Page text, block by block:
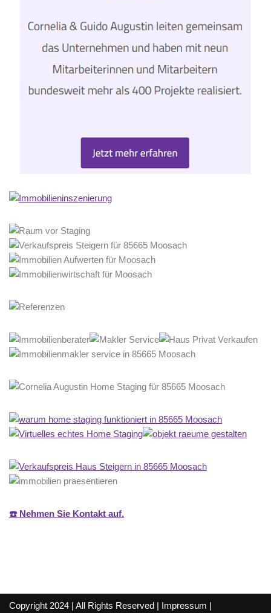
☎️ Nehmen Sie Kontakt auf.
Copyright 2024 | All Rights Reserved | Impressum |